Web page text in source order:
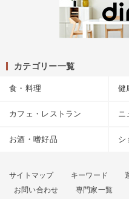
カテゴリー一覧
食・料理 健
カフェ・レストラン ニ
お酒・嗜好品 シ
サイトマップ キーワード
お問い合わせ
専門家一覧